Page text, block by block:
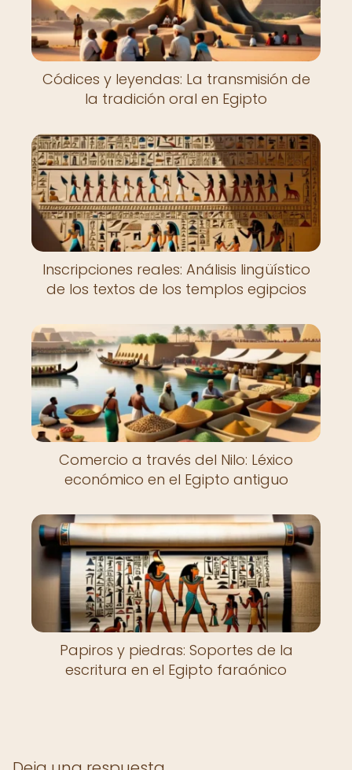
Códices y leyendas: La transmisión de
la tradición oral en Egipto
Inscripciones reales: Análisis lingüístico
de los textos de los templos egipcios
Comercio a través del Nilo: Léxico
económico en el Egipto antiguo
Papiros y piedras: Soportes de la
escritura en el Egipto faraónico